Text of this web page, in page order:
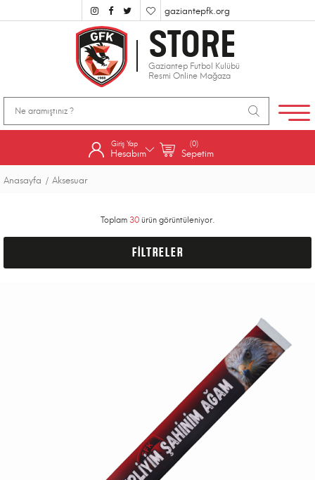
gaziantepfk.org
STORE
Gaziantep Futbol Kulübü
Resmi Online Mağaza
Giriş Yap
Hesabım
(0)
Sepetim
Anasayfa
Aksesuar
Toplam30ürün görüntüleniyor.
FİLTRELER